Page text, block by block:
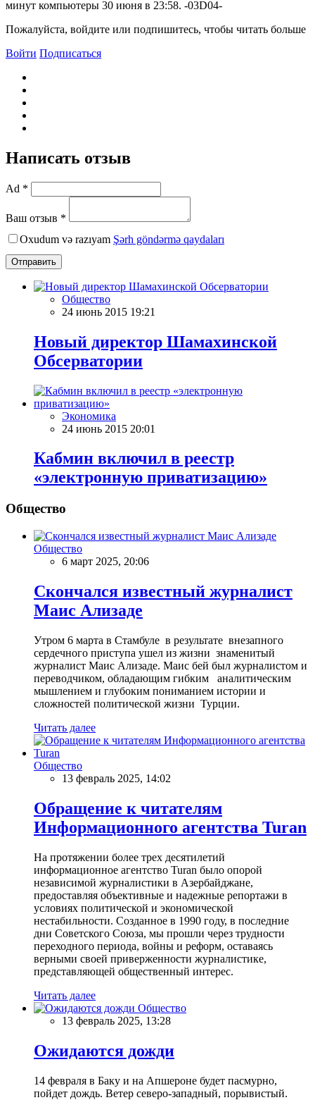
минут компьютеры 30 июня в 23:58. -03D04-
Пожалуйста, войдите или подпишитесь, чтобы читать больше
Войти Подписаться
Написать отзыв
Ad *
Ваш отзыв *
Oxudum və razıyam Şərh göndərmə qaydaları
Отправить
Общество
24 июнь 2015 19:21
Новый директор Шамахинской
Обсерватории
Экономика
24 июнь 2015 20:01
Кабмин включил в реестр
«электронную приватизацию»
Общество
Общество
6 март 2025, 20:06
Скончался известный журналист
Маис Ализаде
Утром 6 марта в Стамбуле в результате внезапного
сердечного приступа ушел из жизни знаменитый
журналист Маис Ализаде. Маис бей был журналистом и
переводчиком, обладающим гибким аналитическим
мышлением и глубоким пониманием истории и
сложностей политической жизни Турции.
Читать далее
Общество
13 февраль 2025, 14:02
Обращение к читателям
Информационного агентства Turan
На протяжении более трех десятилетий
информационное агентство Turan было опорой
независимой журналистики в Азербайджане,
предоставляя объективные и надежные репортажи в
условиях политической и экономической
нестабильности. Созданное в 1990 году, в последние
дни Советского Союза, мы прошли через трудности
переходного периода, войны и реформ, оставаясь
верными своей приверженности журналистике,
представляющей общественный интерес.
Читать далее
Общество
13 февраль 2025, 13:28
Ожидаются дожди
14 февраля в Баку и на Апшероне будет пасмурно,
пойдет дождь. Ветер северо-западный, порывистый.